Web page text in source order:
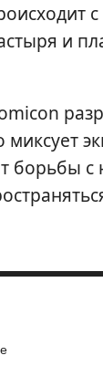
и
борьбы